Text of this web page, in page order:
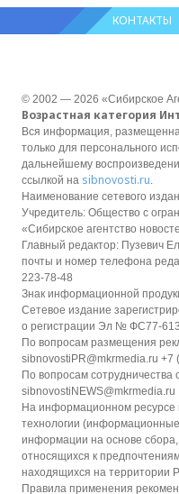
КОНТАКТЫ
© 2002 — 2026 «Сибирское
Возрастная категория
Вся информация,
только для персонального
дальнейшему
ссылкой на sibnovosti.ru.
Наименование сетевого
Учредитель: Общество с
«Сибирское агентство
Главный редактор: Пузевич
почты и номер телефона
223-78-48
Знак информационной
Сетевое издание
о регистрации Эл № ФС77-
По вопросам размещения
sibnovostiPR@mkrmedia.ru +7
По вопросам сотрудничества
sibnovostiNEWS@mkrmedia.ru
На информационном
технологии
информации на основе
относящихся к
находящихся на территории
Правила применения